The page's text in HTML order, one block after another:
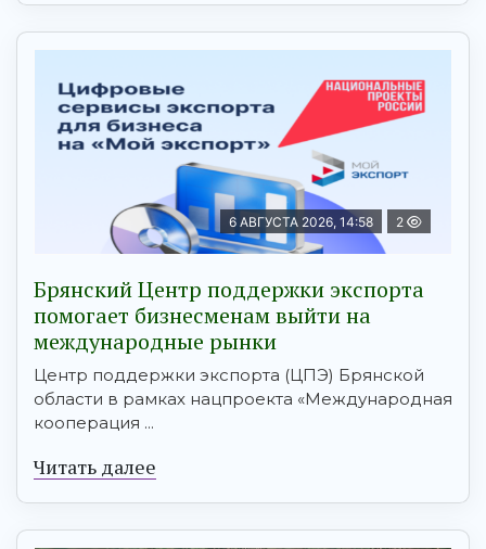
6 АВГУСТА 2026, 14:58 2
Брянский Центр поддержки экспорта
помогает бизнесменам выйти на
международные рынки
Центр поддержки экспорта (ЦПЭ) Брянской
области в рамках нацпроекта «Международная
кооперация ...
Читать далее